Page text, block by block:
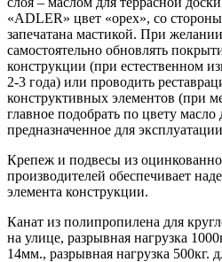
«ADLER» цвет «орех», со
запечатана мастикой. При
самостоятельно обновлять
конструкции (при естественном
2-3 года) или проводить
конструктивных элементов (при
главное подобрать по цвету масло
предназначенное для
Крепеж и подвесы из
производителей обеспечивает
элемента конструкции.
Канат из полипропилена для
на улице, разрывная нагрузка
14мм., разрывная нагрузка 500кг.